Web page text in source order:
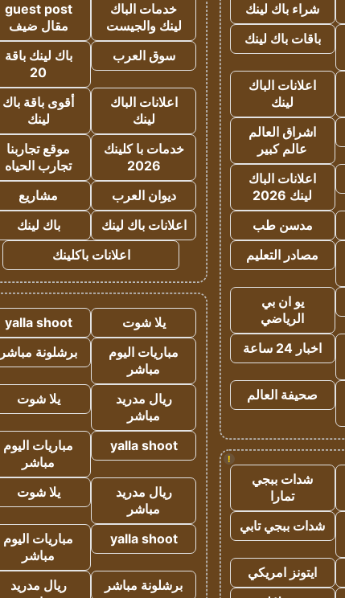
شراء باك لينك
باقات باك لينك
اعلانات الباك
لينك
اشراق العالم
عالم كبير
اعلانات الباك
لينك 2026
مدسن طب
مصادر التعليم
يو ان بي
الرياضي
اخبار 24 ساعة
صحيفة العالم
!
شدات ببجي
تمارا
شدات ببجي تابي
ايتونز امريكي
خدمات الباك
لينك والجيست
guest post
مقال ضيف
سوق العرب
باك لينك باقة
20
اعلانات الباك
لينك
أقوى باقة باك
لينك
خدمات با كلينك
2026
موقع تجاربنا
تجارب الحياه
ديوان العرب
مشاريع
اعلانات باك لينك
باك لينك
اعلانات باكلينك
يلا شوت
yalla shoot
مباريات اليوم
مباشر
برشلونة مباشر
ريال مدريد
مباشر
يلا شوت
yalla shoot
مباريات اليوم
مباشر
ريال مدريد
مباشر
يلا شوت
yalla shoot
مباريات اليوم
مباشر
برشلونة مباشر
ريال مدريد